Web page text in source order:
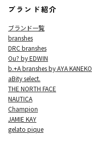
ブランド紹介
ブランド一覧
branshes
DRC branshes
Ou? by EDWIN
b.+A branshes by AYA KANEKO
aBity select.
THE NORTH FACE
NAUTICA
Champion
JAMIE KAY
gelato pique